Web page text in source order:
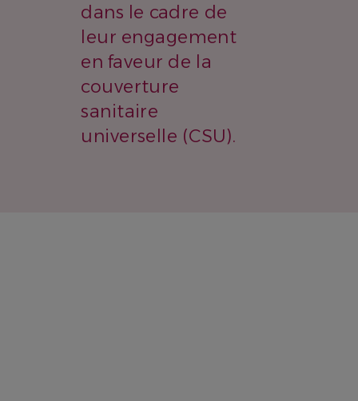
dans le cadre de
leur engagement
en faveur de la
couverture
sanitaire
universelle (CSU).